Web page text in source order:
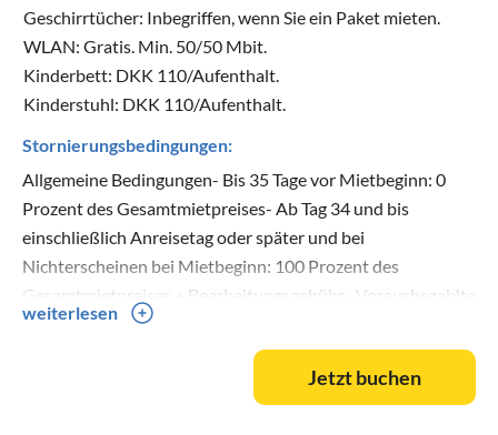
Geschirrtücher: Inbegriffen, wenn Sie ein Paket mieten.
WLAN: Gratis. Min. 50/50 Mbit.
Kinderbett: DKK 110/Aufenthalt.
Kinderstuhl: DKK 110/Aufenthalt.
Stornierungsbedingungen:
Allgemeine Bedingungen- Bis 35 Tage vor Mietbeginn: 0
Prozent des Gesamtmietpreises- Ab Tag 34 und bis
einschließlich Anreisetag oder später und bei
Nichterscheinen bei Mietbeginn: 100 Prozent des
Gesamtmietpreises + Bearbeitungsgebühr.- Vorausbezahlte
Zusatzleistungen, z.B. Bettwäsche, Endreinigung und
Kinderstuhl usw. werden zu 100 % erstattet, wenn der
weiterlesen
Jetzt buchen